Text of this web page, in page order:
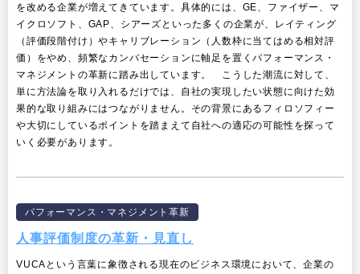
を改める企業が増えてきています。具体的には、GE、ファイザー、マ
イクロソフト、GAP、シアーズといった多くの企業が、レイティング
（評価段階付け）やキャリブレーション（人数枠に当てはめる相対評
価）をやめ、頻繁なカンバセーションに軸足を置くパフォーマンス・
マネジメントの革新に踏み出しています。 こうした潮流に対して、
単に方法論を取り入れるだけでは、自社の実現したい状態に向けた効
果的な取り組みにはつながりません。その背景にあるフィロソフィー
や大切にしているポイントを踏まえて自社への適応の可能性を探って
いく必要があります。
パフォーマンス・マネジメント革新
人事評価制度の革新・見直し
VUCAという言葉に象徴される現在のビジネス環境において、企業の